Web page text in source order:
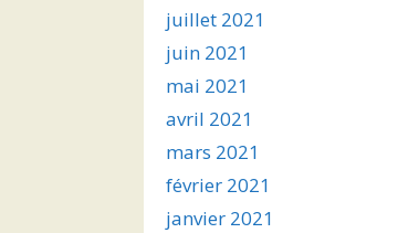
juillet 2021
juin 2021
mai 2021
avril 2021
mars 2021
février 2021
janvier 2021